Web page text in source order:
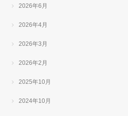
2026年6月
2026年4月
2026年3月
2026年2月
2025年10月
2024年10月